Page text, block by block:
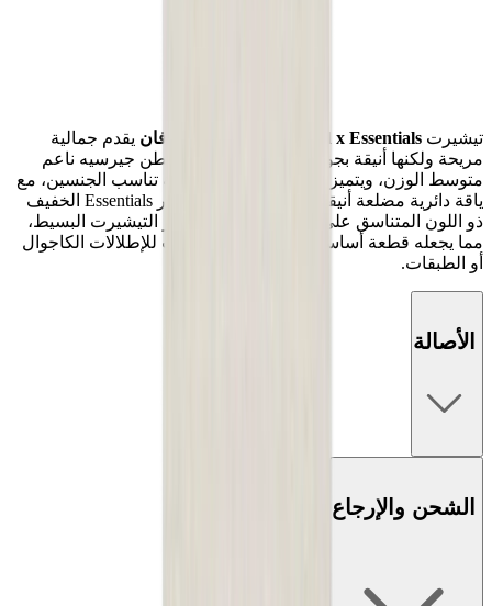
تيشيرت Fear of God x Essentials بلون الشوفان
يقدم جمالية
مريحة ولكنها أنيقة بجودة عالية. مصنوع من قطن جيرسيه ناعم
متوسط الوزن، ويتميز بقصة فضفاضة ومربعة تناسب الجنسين، مع
ياقة دائرية مضلعة أنيقة وأكتاف منسدلة. شعار Essentials الخفيف
ذو اللون المتناسق على الصدر يرفع من مظهر التيشيرت البسيط،
مما يجعله قطعة أساسية متعددة الاستخدامات للإطلالات الكاجوال
أو الطبقات.
الأصالة
الشحن والإرجاع